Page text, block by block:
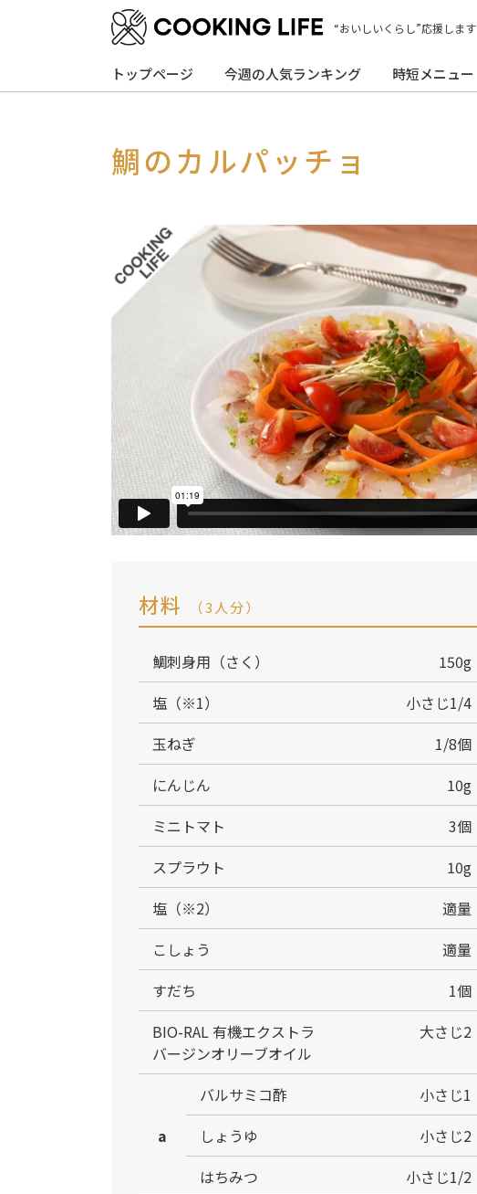
“おいしいくらし”応援します
トップページ 今週の人気ランキング 時短メニュー
鯛のカルパッチョ
材料 （3人分）
鯛刺身用（さく）
150g
塩（※1）
小さじ1/4
玉ねぎ
1/8個
にんじん
10g
ミニトマト
3個
スプラウト
10g
塩（※2）
適量
こしょう
適量
すだち
1個
BIO-RAL 有機エクストラ
バージンオリーブオイル
大さじ2
a
バルサミコ酢
小さじ1
しょうゆ
小さじ2
はちみつ
小さじ1/2